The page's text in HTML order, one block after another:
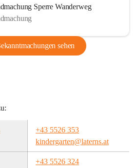
Sperre Wanderweg
sehen
+43 5526 353
kindergarten@laterns.at
+43 5526 324